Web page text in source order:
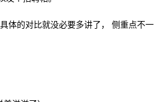
体的对比就没必要多讲了， 侧重点不一